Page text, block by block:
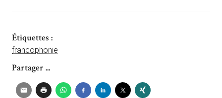
Étiquettes :
francophonie
Partager ...